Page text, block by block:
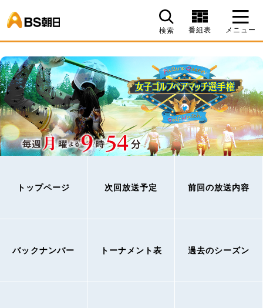
検索 番組表 メニュー
トップページ 次回放送予定 前回の放送内容
バックナンバー トーナメント表 過去のシーズン